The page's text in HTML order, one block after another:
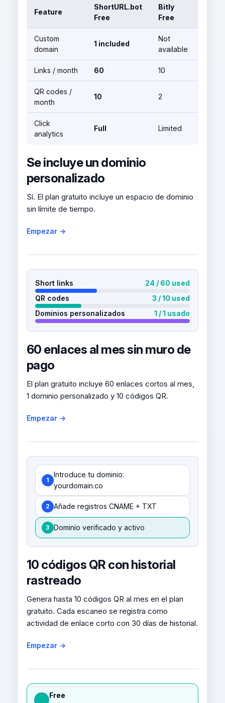
Feature
ShortURL.bot
Free
Bitly
Free
Custom
domain
1 included
Not
available
Links / month 60 10
QR codes /
month
10 2
Click
analytics
Full Limited
Se incluye un dominio
personalizado
Sí. El plan gratuito incluye un espacio de dominio
sin límite de tiempo.
Empezar →
Short links
24 / 60 used
QR codes
3 / 10 used
Dominios personalizados
1 / 1 usado
60 enlaces al mes sin muro de
pago
El plan gratuito incluye 60 enlaces cortos al mes,
1 dominio personalizado y 10 códigos QR.
Empezar →
1
Introduce tu dominio:
yourdomain.co
2 Añade registros CNAME + TXT
3 Dominio verificado y activo
10 códigos QR con historial
rastreado
Genera hasta 10 códigos QR al mes en el plan
gratuito. Cada escaneo se registra como
actividad de enlace corto con 30 días de historial.
Empezar →
Free